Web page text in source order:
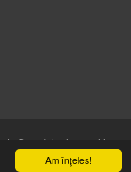
Am înţeles!
|
Cum folosim cookie-